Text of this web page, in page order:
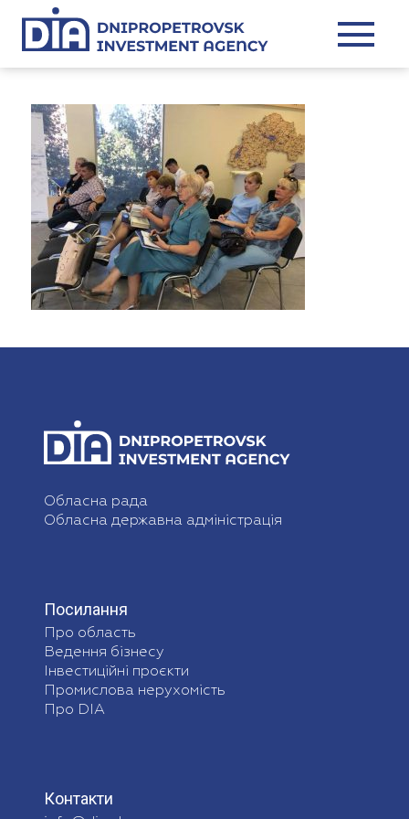
Обласна рада
Обласна державна адміністрація
Посилання
Про область
Ведення бізнесу
Інвестиційні проєкти
Промислова нерухомість
Про DIA
Контакти